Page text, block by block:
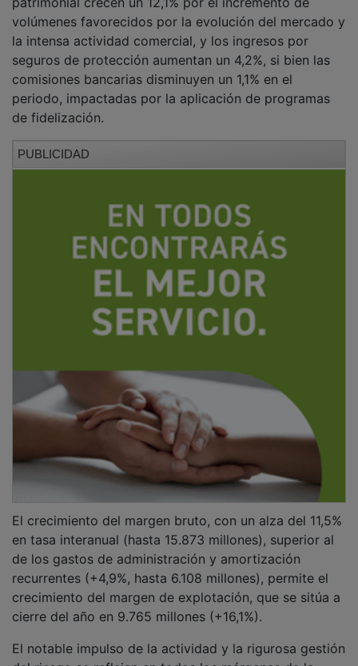
volúmenes favorecidos por la evolución del mercado y
la intensa actividad comercial, y los ingresos por
seguros de protección aumentan un 4,2%, si bien las
comisiones bancarias disminuyen un 1,1% en el
periodo, impactadas por la aplicación de programas
de fidelización.
en tasa interanual (hasta 15.873 millones), superior al
de los gastos de administración y amortización
recurrentes (+4,9%, hasta 6.108 millones), permite el
crecimiento del margen de explotación, que se sitúa a
cierre del año en 9.765 millones (+16,1%).
del riesgo se reflejan en todos los márgenes de la